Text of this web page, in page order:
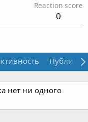
Reaction score
0
нет ни одного